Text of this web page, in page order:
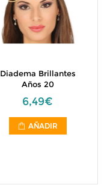
Diadema Brillantes
Años 20
6,49€
AÑADIR